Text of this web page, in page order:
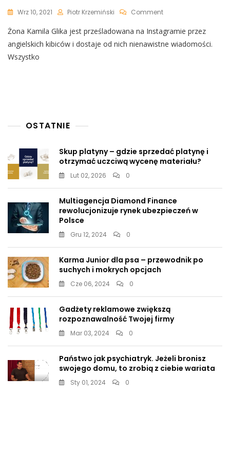
Wrz 10, 2021 Piotr Krzemiński CommentOn
Kamila
Glika
Żona Kamila Glika jest prześladowana na Instagramie przez
angielskich kibiców i dostaje od nich nienawistne wiadomości.
Wszystko
OSTATNIE
Skup platyny – gdzie sprzedać platynę i
otrzymać uczciwą wycenę materiału?
Lut 02, 2026 0
Multiagencja Diamond Finance
rewolucjonizuje rynek ubezpieczeń w
Polsce
Gru 12, 2024 0
Karma Junior dla psa – przewodnik po
suchych i mokrych opcjach
Cze 06, 2024 0
Gadżety reklamowe zwiększą
rozpoznawalność Twojej firmy
Mar 03, 2024 0
Państwo jak psychiatryk. Jeżeli bronisz
swojego domu, to zrobią z ciebie wariata
Sty 01, 2024 0